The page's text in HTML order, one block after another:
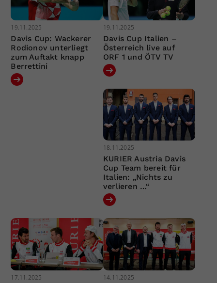
19.11.2025
Davis Cup: Wackerer
Rodionov unterliegt
zum Auftakt knapp
Berrettini
19.11.2025
Davis Cup Italien –
Österreich live auf
ORF 1 und ÖTV TV
18.11.2025
KURIER Austria Davis
Cup Team bereit für
Italien: „Nichts zu
verlieren …“
17.11.2025 14.11.2025